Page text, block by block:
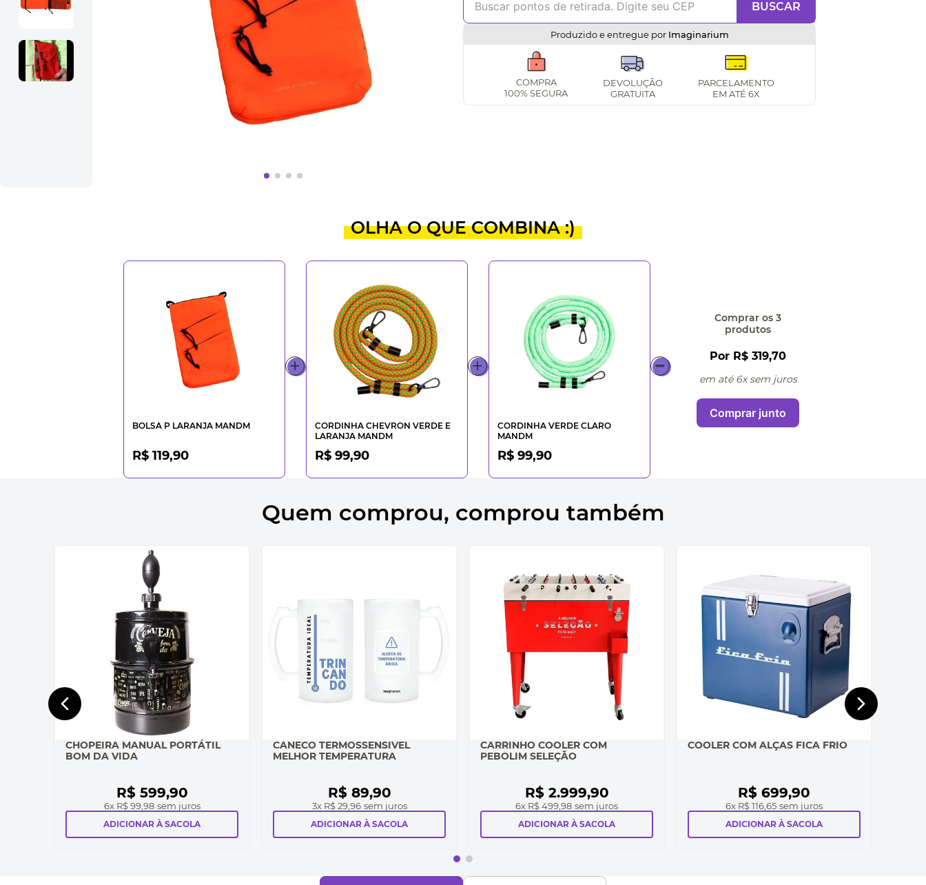
BUSCAR
Produzido e entregue por Imaginarium
COMPRA
100% SEGURA
DEVOLUÇÃO
GRATUITA
PARCELAMENTO
EM ATÉ 6X
OLHA O QUE COMBINA :)
BOLSA P LARANJA MANDM
R$ 119,90
CORDINHA CHEVRON VERDE E
LARANJA MANDM
R$ 99,90
CORDINHA VERDE CLARO
MANDM
R$ 99,90
Comprar os 3
produtos
Por R$ 319,70
em até 6x sem juros
Comprar junto
Quem comprou, comprou também
CHOPEIRA MANUAL PORTÁTIL
BOM DA VIDA
R$ 599,90
6x R$ 99,98 sem juros
ADICIONAR À SACOLA
CANECO TERMOSSENSIVEL
MELHOR TEMPERATURA
R$ 89,90
3x R$ 29,96 sem juros
ADICIONAR À SACOLA
CARRINHO COOLER COM
PEBOLIM SELEÇÃO
R$ 2.999,90
6x R$ 499,98 sem juros
ADICIONAR À SACOLA
COOLER COM ALÇAS FICA FRIO
R$ 699,90
6x R$ 116,65 sem juros
ADICIONAR À SACOLA